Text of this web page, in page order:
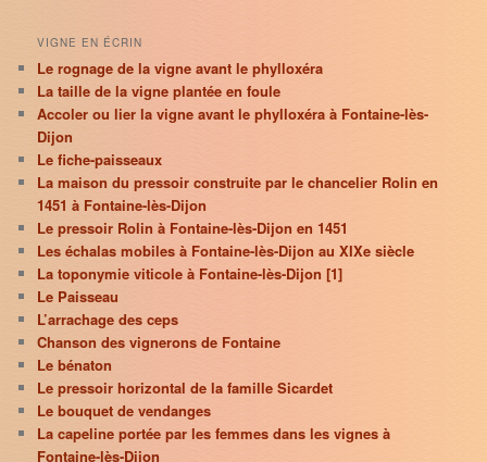
VIGNE EN ÉCRIN
Le rognage de la vigne avant le phylloxéra
La taille de la vigne plantée en foule
Accoler ou lier la vigne avant le phylloxéra à Fontaine-lès-
Dijon
Le fiche-paisseaux
La maison du pressoir construite par le chancelier Rolin en
1451 à Fontaine-lès-Dijon
Le pressoir Rolin à Fontaine-lès-Dijon en 1451
Les échalas mobiles à Fontaine-lès-Dijon au XIXe siècle
La toponymie viticole à Fontaine-lès-Dijon [1]
Le Paisseau
L’arrachage des ceps
Chanson des vignerons de Fontaine
Le bénaton
Le pressoir horizontal de la famille Sicardet
Le bouquet de vendanges
La capeline portée par les femmes dans les vignes à
Fontaine-lès-Dijon